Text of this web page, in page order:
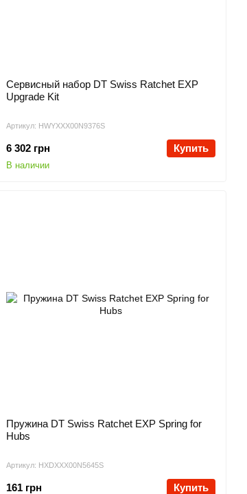
Артикул: HWYXXX00N9376S
Сервисный набор DT Swiss Ratchet EXP
Upgrade Kit
6 302 грн Купить
В наличии
Артикул: HXDXXX00N5645S
Пружина DT Swiss Ratchet EXP Spring for
Hubs
161 грн Купить